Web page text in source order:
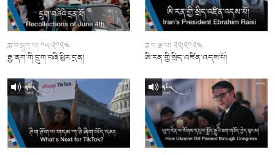
ཟླ་བ་དྲུག་པ། ༠༥།༢༠༢༤
རྒྱ་ནག་གི་དྲུག་བཞི་ཕྱིར་དྲན།
ཟླ་བ་ལྔ་པ། ༢༢།༢༠༢༤
ཨི་རན་གྱི་སྲིད་འཛིན་འདས་པོ།